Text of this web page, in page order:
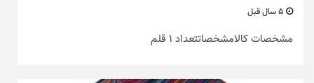
مشخصات کالامشخصاتتعداد 1 قلم